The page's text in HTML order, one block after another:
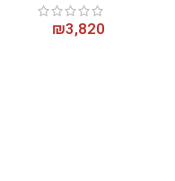
₪3,820